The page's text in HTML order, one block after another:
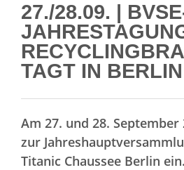
27./28.09. |
TAGT IN BERLIN
Am 27. und 28.
zur
Titanic Chaussee Berlin